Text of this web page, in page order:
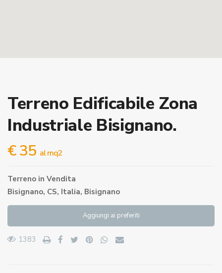
Terreno Edificabile Zona
Industriale Bisignano.
€ 35 al mq2
Terreno in Vendita
Bisignano, CS, Italia, Bisignano
Aggiungi ai preferiti
1383